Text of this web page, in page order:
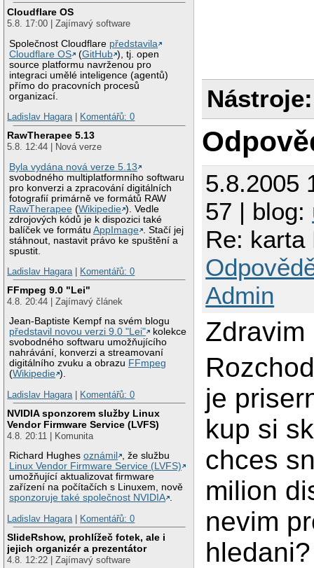
Cloudflare OS
5.8. 17:00 | Zajímavý software
Společnost Cloudflare představila
Cloudflare OS
(GitHub ), tj. open
source platformu navrženou pro
integraci umělé inteligence (agentů)
přímo do pracovních procesů
organizací.
Ladislav Hagara| Komentářů: 0
RawTherapee 5.13
5.8. 12:44 | Nová verze
Byla vydána nová verze 5.13
svobodného multiplatformního softwaru
pro konverzi a zpracování digitálních
fotografií primárně ve formátů RAW
RawTherapee (Wikipedie ). Vedle
zdrojových kódů je k dispozici také
balíček ve formátuAppImage
. Stačí jej
stáhnout, nastavit právo ke spuštění a
spustit.
Ladislav Hagara| Komentářů: 0
FFmpeg 9.0 "Lei"
4.8. 20:44 | Zajímavý článek
Jean-Baptiste Kempf na svém blogu
představil novou verzi 9.0 "Lei"
kolekce
svobodného softwaru umožňujícího
nahrávání, konverzi a streamovaní
digitálního zvuku a obrazu FFmpeg
(Wikipedie ).
Ladislav Hagara| Komentářů: 0
NVIDIA sponzorem služby Linux
Vendor Firmware Service (LVFS)
4.8. 20:11 | Komunita
Richard Hughesoznámil
, že službu
Linux Vendor Firmware Service (LVFS)
umožňující aktualizovat firmware
zařízení na počítačích s Linuxem, nově
sponzoruje také společnost NVIDIA .
Ladislav Hagara| Komentářů: 0
SlideRshow, prohlížeč fotek, ale i
jejich organizér a prezentátor
4.8. 12:22 | Zajímavý software
Nástroje:
5.8.2005
57 | blog:
Re: karta
Admin
Zdravim
je
kup si
chces
milion
nevim
hledani?